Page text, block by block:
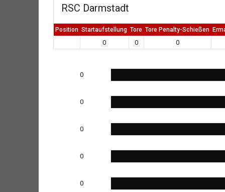
RSC Darmstadt
Position Startaufstellung Tore Tore Penalty-Schießen
0 0 0
0
0
0
0
0